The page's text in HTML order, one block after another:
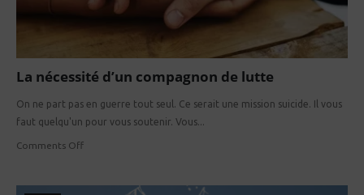
La nécessité d’un compagnon de lutte
On ne part pas en guerre tout seul. Ce serait une mission suicide. Il vous
faut quelqu'un pour vous soutenir. Vous...
Comments Off